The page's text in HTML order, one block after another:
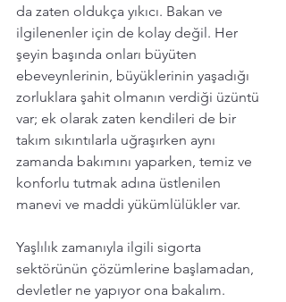
da zaten oldukça yıkıcı. Bakan ve
ilgilenenler için de kolay değil. Her
şeyin başında onları büyüten
ebeveynlerinin, büyüklerinin yaşadığı
zorluklara şahit olmanın verdiği üzüntü
var; ek olarak zaten kendileri de bir
takım sıkıntılarla uğraşırken aynı
zamanda bakımını yaparken, temiz ve
konforlu tutmak adına üstlenilen
manevi ve maddi yükümlülükler var.
Yaşlılık zamanıyla ilgili sigorta
sektörünün çözümlerine başlamadan,
devletler ne yapıyor ona bakalım.